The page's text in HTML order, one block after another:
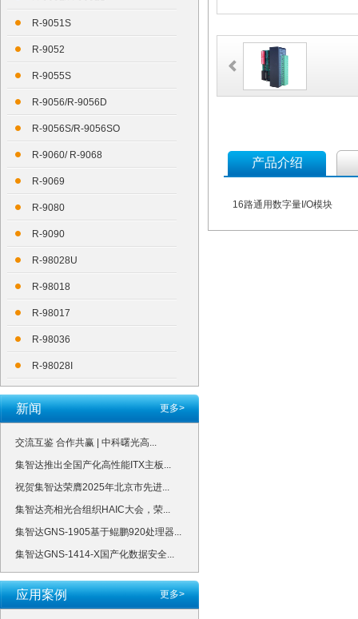
R-9051S
R-9052
R-9055S
R-9056/R-9056D
R-9056S/R-9056SO
R-9060/ R-9068
R-9069
R-9080
R-9090
R-98028U
R-98018
R-98017
R-98036
R-98028I
更多>
新闻
交流互鉴 合作共赢 | 中科曙光高...
集智达推出全国产化高性能ITX主板...
祝贺集智达荣膺2025年北京市先进...
集智达亮相光合组织HAIC大会，荣...
集智达GNS-1905基于鲲鹏920处理器...
集智达GNS-1414-X国产化数据安全...
更多>
应用案例
产品介绍
16路通用数字量I/O模块